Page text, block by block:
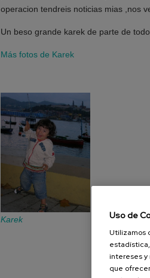
operacion tendreis noticias mias ,nos
Un beso grande karek de parte de
Más fotos de Karek
Karek Uso de
Utilizamos
intereses y
que